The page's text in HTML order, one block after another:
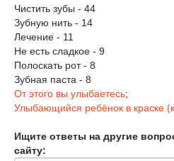
Чистить зубы - 44
Зубную нить - 14
Лечение - 11
Не есть сладкое - 9
Полоскать рот - 8
Зубная паста - 8
От этого вы улыбаетесь;
Улыбающийся ребёнок в краске
Ищите ответы на другие
сайту: